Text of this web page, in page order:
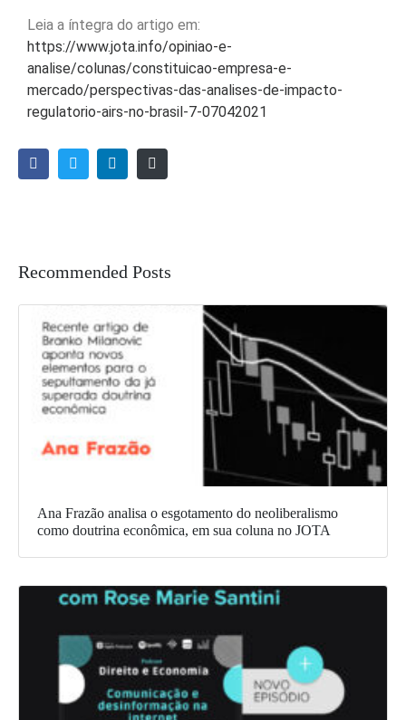
Leia a íntegra do artigo em:
https://www.jota.info/opiniao-e-
analise/colunas/constituicao-empresa-e-
mercado/perspectivas-das-analises-de-impacto-
regulatorio-airs-no-brasil-7-07042021
Recommended Posts
Ana Frazão analisa o esgotamento do neoliberalismo
como doutrina econômica, em sua coluna no JOTA